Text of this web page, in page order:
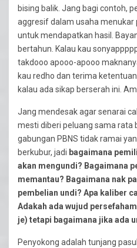
bising balik. Jang bagi contoh,
aggresif dalam usaha menukar
untuk mendapatkan hasil.
bertahun. Kalau kau
takdooo apooo-apooo
kau redho dan terima
kalau ada sikap berserah ini.
Jang mendesak agar senarai
mesti diberi peluang sama rata
gabungan PBNS tidak ramai
berkubur, jadi bagaimana
akan mengundi? Bagaimana
memantau? Bagaimana nak
pembelian undi? Apa kaliber
Adakah ada wujud
je) tetapi bagaimana jika ada
Penyokong adalah tunjang